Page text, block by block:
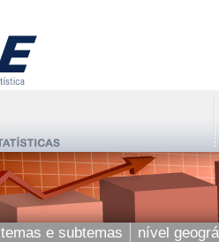
temas e subtemas nível